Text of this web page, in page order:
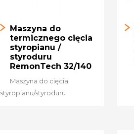
Maszyna do
termicznego cięcia
styropianu /
styroduru
RemonTech 32/140
Maszyna do cięcia
styropianu/styroduru